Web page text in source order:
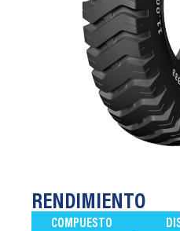
RENDIMIENTO
COMPUESTO